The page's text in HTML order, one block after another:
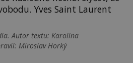
Yves Saint Laurent
Autor textu: Karolína
Miroslav Horký